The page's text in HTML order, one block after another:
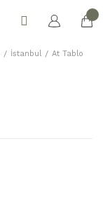
İstanbul At Tablo